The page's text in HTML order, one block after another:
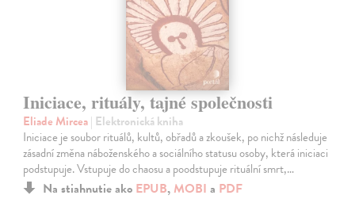
Iniciace, rituály, tajné společnosti
Eliade Mircea| Elektronická kniha
Iniciace je soubor rituálů, kultů, obřadů a zkoušek, po nichž následuje
zásadní změna náboženského a sociálního statusu osoby, která iniciaci
podstupuje. Vstupuje do chaosu a poodstupuje rituální smrt,…
Na stiahnutie ako EPUB, MOBI a PDF